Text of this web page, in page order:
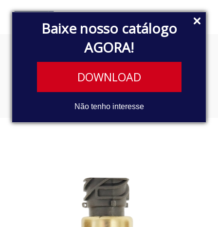
Baixe nosso catálogo
AGORA!
DOWNLOAD
Não tenho interesse
INTERRUPTOR DE
TRANSFERÊNCIA